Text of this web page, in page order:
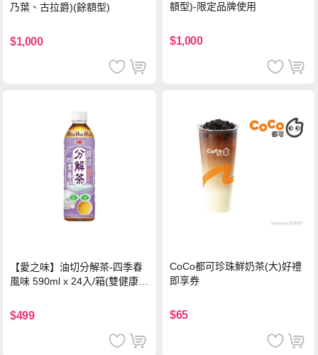
乃葉、古拉爵)(餘額型)
$1,000
額型)-限定品牌使用
$1,000
【愛之味】油切分解茶-四季春
風味 590ml x 24入/箱(雙健康認
$499
CoCo都可珍珠鮮奶茶(大)好禮
即享券
$65